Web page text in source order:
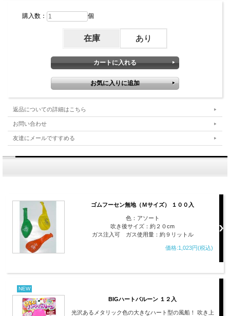
購入数： 個
在庫 あり
返品についての詳細はこちら
お問い合わせ
友達にメールですすめる
ゴムフーセン無地（Ｍサイズ） １００入
色：アソート
吹き後サイズ：約２０cm
ガス注入可 ガス使用量：約９リットル
価格:1,023円(税込)
NEW
BIGハートバルーン １２入
光沢あるメタリック色の大きなハート型の風船！ 吹き上